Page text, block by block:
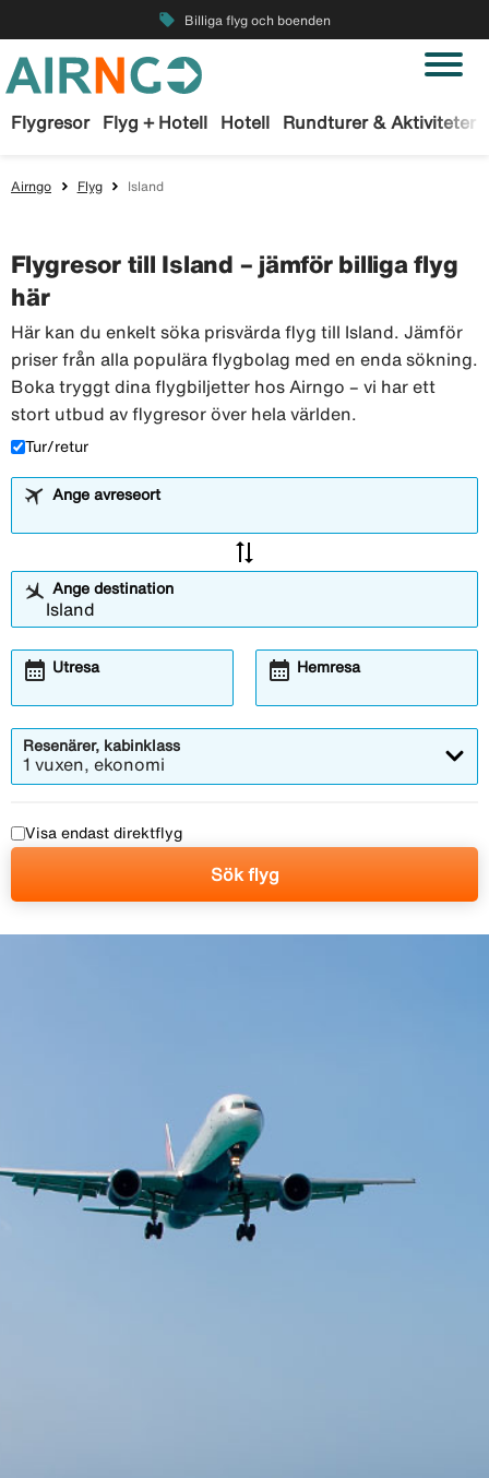
local_offer Billiga flyg och boenden
Flygresor Flyg + Hotell Hotell Rundturer & Aktiviteter
Airngo Flyg Island
Flygresor till Island – jämför billiga flyg
här
Här kan du enkelt söka prisvärda flyg till Island. Jämför
priser från alla populära flygbolag med en enda sökning.
Boka tryggt dina flygbiljetter hos Airngo – vi har ett
stort utbud av flygresor över hela världen.
Tur/retur
Ange avreseort
sync_alt
Ange destination
Utresa
calendar_month Hemresa
calendar_month
Resenärer, kabinklass
1 vuxen, ekonomi
Visa endast direktflyg
Sök flyg